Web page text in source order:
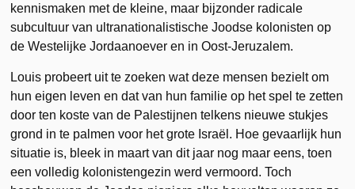
kennismaken met de kleine, maar bijzonder radicale
subcultuur van ultranationalistische Joodse kolonisten op
de Westelijke Jordaanoever en in Oost-Jeruzalem.
Louis probeert uit te zoeken wat deze mensen bezielt om
hun eigen leven en dat van hun familie op het spel te zetten
door ten koste van de Palestijnen telkens nieuwe stukjes
grond in te palmen voor het grote Israël. Hoe gevaarlijk hun
situatie is, bleek in maart van dit jaar nog maar eens, toen
een volledig kolonistengezin werd vermoord. Toch